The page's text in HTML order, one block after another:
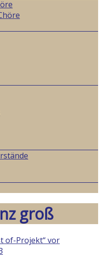
groß
of-Projekt“ vor